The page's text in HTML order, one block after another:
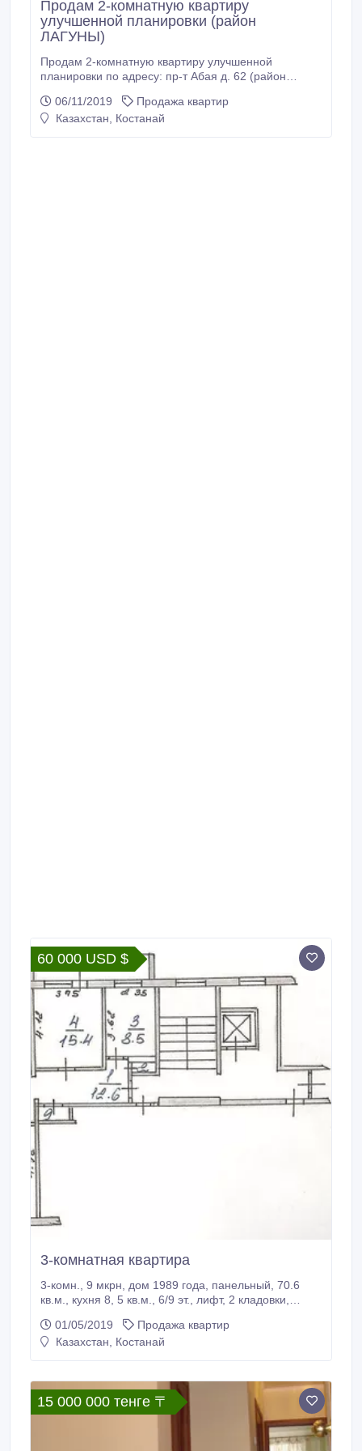
Продам 2-комнатную квартиру
улучшенной планировки (район
ЛАГУНЫ)
Продам 2-комнатную квартиру улучшенной
планировки по адресу: пр-т Абая д. 62 (район
Стоимость 14 600 000 тнг. Дом панельный. Общая
площадь квартиры – 51 кв.м., жилая - 27, 5 кв.м.,
06/11/2019
Продажа квартир
Казахстан, Костанай
60 000 USD $
3-комнатная квартира
3-комн., 9 мкрн, дом 1989 года, панельный, 70.6
кв.м., кухня 8, 5 кв.м., 6/9 эт., лифт, 2 кладовки,
состояние обычное, без ремонта, возможно
частично меблированную, наличный расчёт. Тел.
01/05/2019
Продажа квартир
Казахстан, Костанай
15 000 000 тенге 〒